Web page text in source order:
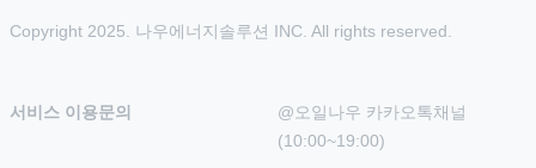
Copyright 2025. 나우에너지솔루션 INC. All rights reserved.
서비스 이용문의
@오일나우 카카오톡채널
(10:00~19:00)